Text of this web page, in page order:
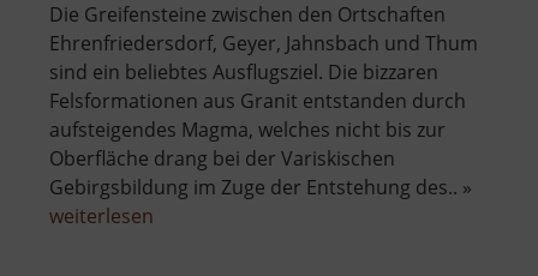
Die Greifensteine zwischen den Ortschaften
Ehrenfriedersdorf, Geyer, Jahnsbach und Thum
sind ein beliebtes Ausflugsziel. Die bizzaren
Felsformationen aus Granit entstanden durch
aufsteigendes Magma, welches nicht bis zur
Oberfläche drang bei der Variskischen
Gebirgsbildung im Zuge der Entstehung des.. »
weiterlesen